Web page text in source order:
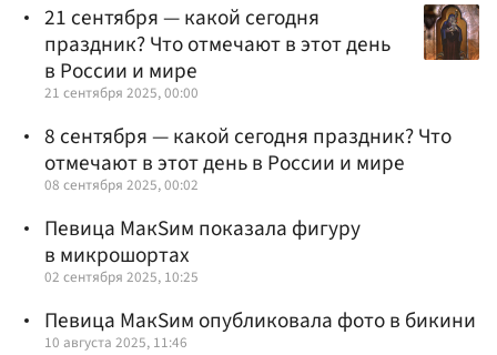
21 сентября — какой сегодня
праздник? Что отмечают в этот день
в России и мире
21 сентября 2025, 00:00
8 сентября — какой сегодня праздник? Что
отмечают в этот день в России и мире
08 сентября 2025, 00:02
Певица МакSим показала фигуру
в микрошортах
02 сентября 2025, 10:25
Певица МакSим опубликовала фото в бикини
10 августа 2025, 11:46